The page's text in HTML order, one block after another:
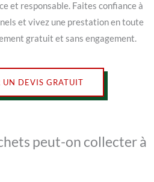
et responsable. Faites confiance à
et vivez une prestation en toute
gratuit et sans engagement.
UN DEVIS GRATUIT
peut-on collecter à